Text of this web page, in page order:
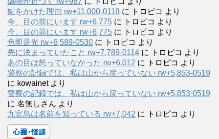
鍵をかけた理由 rw+11,000-0118 に トロピコ より
今、目の前にいます rw+6,775 に トロピコ より
今、目の前にいます rw+6,775 に トロピコ より
色即是光 rw+6,589-0530 に トロピコ より
先に決まっていたこと rw+7,789-0114 に トロピコ より
あの目は怒っていなかった rw+6.012 に トロピコ より
警察の記録では、私は山から戻っていない rw+5,853-0519
に kowainetより
警察の記録では、私は山から戻っていない rw+5,853-0519
に 名無しさん より
九官鳥は名前を知っている rw+7,042 に トロピコ より